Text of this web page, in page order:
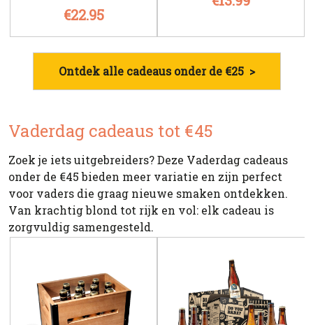
€22.95
Ontdek alle cadeaus onder de €25 >
Vaderdag cadeaus tot €45
Zoek je iets uitgebreiders? Deze Vaderdag cadeaus
onder de €45 bieden meer variatie en zijn perfect
voor vaders die graag nieuwe smaken ontdekken.
Van krachtig blond tot rijk en vol: elk cadeau is
zorgvuldig samengesteld.